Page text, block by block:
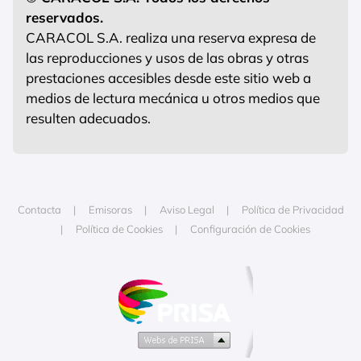
reservados.
CARACOL S.A. realiza una reserva expresa de
las reproducciones y usos de las obras y otras
prestaciones accesibles desde este sitio web a
medios de lectura mecánica u otros medios que
resulten adecuados.
Contacta Emisoras Aviso Legal
Política de Privacidad
Política de Cookies
Configuración de Cookies